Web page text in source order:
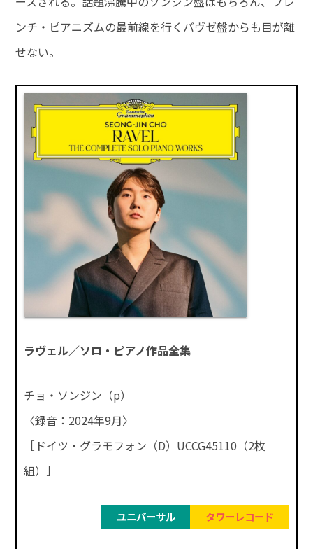
ンチ・ピアニズムの最前線を行くバヴゼ盤からも目が離
せない。
ラヴェル／ソロ・ピアノ作品全集
チョ・ソンジン（p）
〈録音：2024年9月〉
［ドイツ・グラモフォン（D）UCCG45110（2枚
組）］
ユニバーサル タワーレコード